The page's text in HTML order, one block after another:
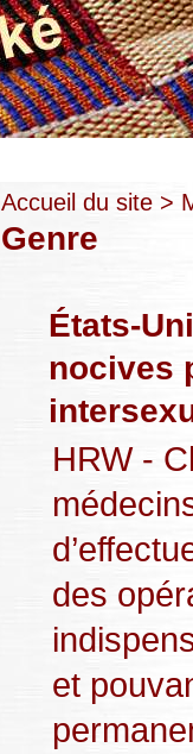
Accueil du site >
Genre
États-
nocives
HRW -
des
et